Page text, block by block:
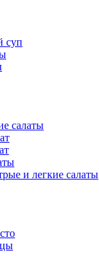
суп
салаты
и легкие салаты